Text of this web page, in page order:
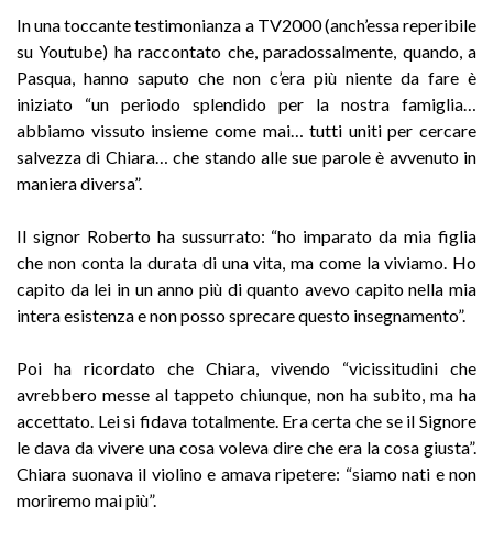
In una toccante testimonianza a TV2000 (anch’essa reperibile
su Youtube) ha raccontato che, paradossalmente, quando, a
Pasqua, hanno saputo che non c’era più niente da fare è
iniziato “un periodo splendido per la nostra famiglia…
abbiamo vissuto insieme come mai… tutti uniti per cercare
salvezza di Chiara… che stando alle sue parole è avvenuto in
maniera diversa”.
Il signor Roberto ha sussurrato: “ho imparato da mia figlia
che non conta la durata di una vita, ma come la viviamo. Ho
capito da lei in un anno più di quanto avevo capito nella mia
intera esistenza e non posso sprecare questo insegnamento”.
Poi ha ricordato che Chiara, vivendo “vicissitudini che
avrebbero messe al tappeto chiunque, non ha subito, ma ha
accettato. Lei si fidava totalmente. Era certa che se il Signore
le dava da vivere una cosa voleva dire che era la cosa giusta”.
Chiara suonava il violino e amava ripetere: “siamo nati e non
moriremo mai più”.